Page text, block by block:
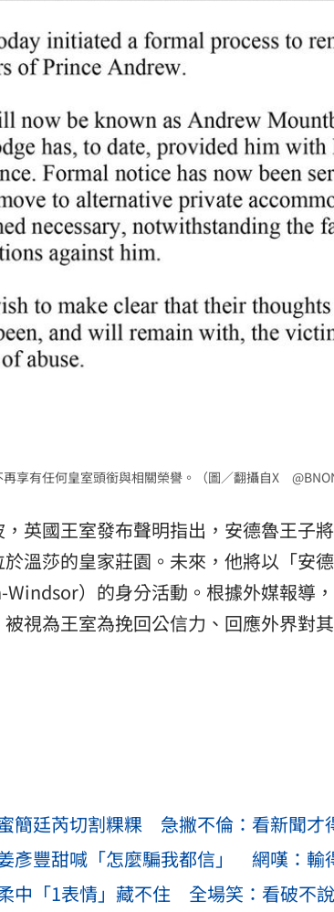
享有任何皇室頭銜與相關榮譽。（圖／翻攝自X
英國王室發布聲明指出，安德魯王子
溫莎的皇家莊園。未來，他將以「安
Windsor）的身分活動。根據外媒報導
視為王室為挽回公信力、回應外界對
簡廷芮切割粿粿 急撇不倫：看新聞才
彥豐甜喊「怎麼騙我都信」 網嘆：輸
中「1表情」藏不住 全場笑：看破不